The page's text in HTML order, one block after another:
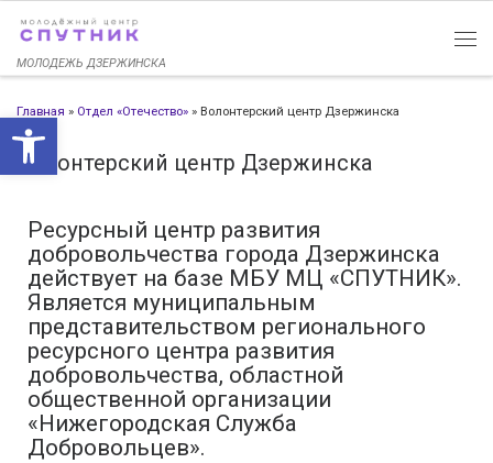
Открыть панель
Перейти к содержимому
МОЛОДЕЖЬ ДЗЕРЖИНСКА
Главная » Отдел «Отечество» » Волонтерский центр Дзержинска
Волонтерский центр Дзержинска
Ресурсный центр развития
добровольчества города Дзержинска
действует на базе МБУ МЦ «СПУТНИК».
Является муниципальным
представительством регионального
ресурсного центра развития
добровольчества, областной
общественной организации
«Нижегородская Служба
Добровольцев».